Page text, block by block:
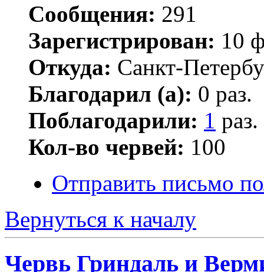
Сообщения: 291
Зарегистрирован: 10
Откуда: Санкт-
Благодарил (а): 0 раз.
Поблагодарили: 1 раз.
Кол-во червей: 100
Отправить письмо
Вернуться к началу
Червь Гриндаль и